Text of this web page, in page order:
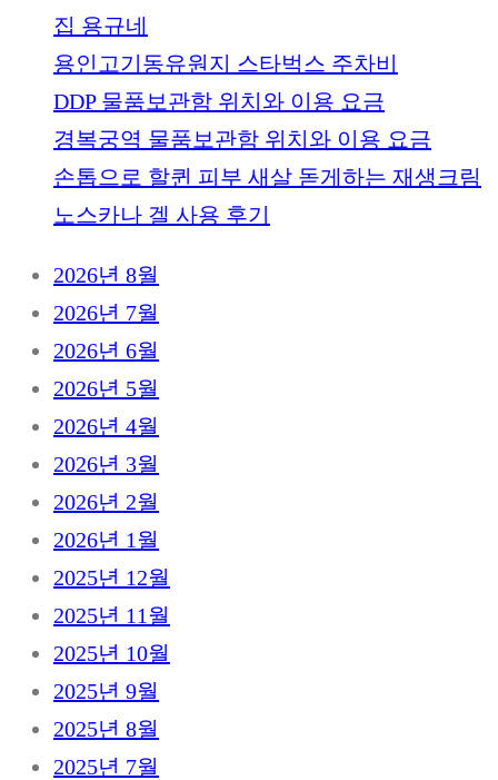
집 용규네
용인고기동유원지 스타벅스 주차비
DDP 물품보관함 위치와 이용 요금
경복궁역 물품보관함 위치와 이용 요금
손톱으로 할퀸 피부 새살 돋게하는 재생크림
노스카나 겔 사용 후기
2026년 8월
2026년 7월
2026년 6월
2026년 5월
2026년 4월
2026년 3월
2026년 2월
2026년 1월
2025년 12월
2025년 11월
2025년 10월
2025년 9월
2025년 8월
2025년 7월